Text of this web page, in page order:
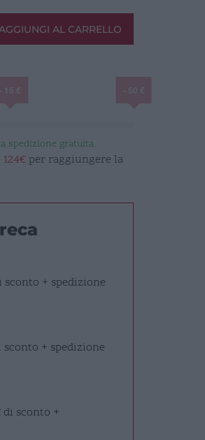
AL CARRELLO
spedizione gratuita.
124€per raggiungere la
sconto + spedizione
sconto + spedizione
di sconto +